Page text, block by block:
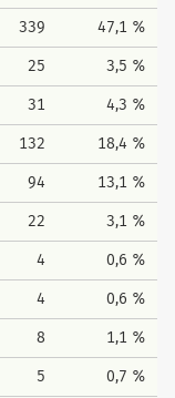
339 47,1 %
25 3,5 %
31 4,3 %
132 18,4 %
94 13,1 %
22 3,1 %
4 0,6 %
4 0,6 %
8 1,1 %
5 0,7 %